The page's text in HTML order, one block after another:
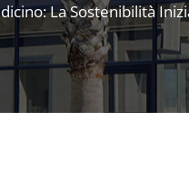
La Sostenibilità